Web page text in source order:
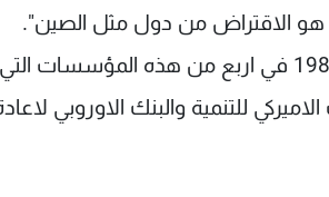
هو الاقتراض من دول مثل الصين".
وطلبت الحكومة الاميركية من الكونغرس تمويل اول زيادة راسمال منذ 1988 في اربع من هذه المؤسسات التي
للتنمية والبنك الاوروبي